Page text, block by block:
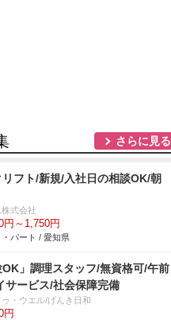
さらに見る
リフト/新規/入社日の相談OK/朝
株式会社
円～1,750円
パート / 愛知県
OK」調理スタッフ/無資格可/午前
サービス/社会保障完備
・ウエル/げんき日和
円